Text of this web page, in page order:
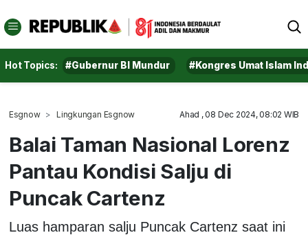
Hot Topics: #Gubernur BI Mundur #Kongres Umat Islam
Esgnow Lingkungan Esgnow Ahad , 08 Dec 2024, 08:02 WIB
Balai Taman Nasional Lorenz
Pantau Kondisi Salju di
Puncak Cartenz
Luas hamparan salju Puncak Cartenz saat ini